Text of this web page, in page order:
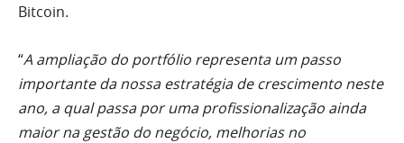
Bitcoin.
“A ampliação do portfólio representa um passo
importante da nossa estratégia de crescimento neste
ano, a qual passa por uma profissionalização ainda
maior na gestão do negócio, melhorias no